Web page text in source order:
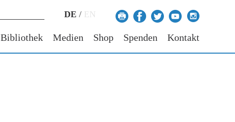
DE / EN
Bibliothek Medien Shop Spenden Kontakt